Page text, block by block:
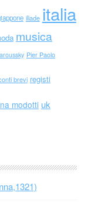
iliade italia
musica
Pier Paolo
brevi registi
modotti uk